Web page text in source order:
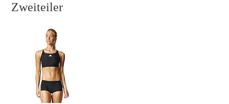
Zweiteiler